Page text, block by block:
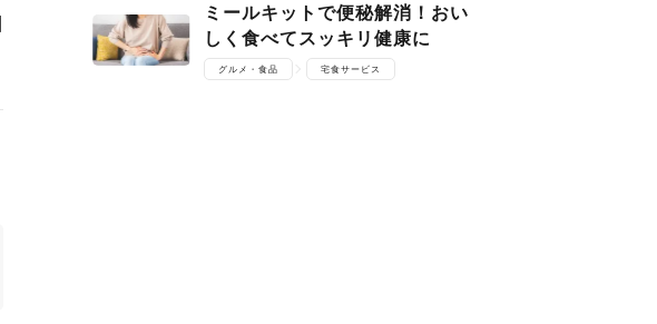
ミールキットで便秘解消！おい
しく食べてスッキリ健康に
グルメ・食品 宅食サービス